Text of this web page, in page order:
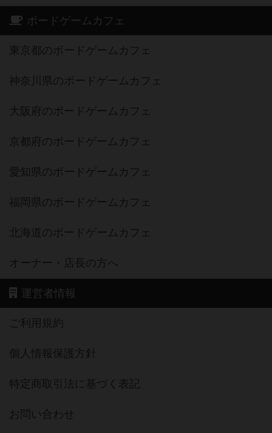
ボードゲームカフェ
東京都のボードゲームカフェ
神奈川県のボードゲームカフェ
大阪府のボードゲームカフェ
京都府のボードゲームカフェ
愛知県のボードゲームカフェ
福岡県のボードゲームカフェ
北海道のボードゲームカフェ
オーナー・店長の方へ
運営者情報
ご利用規約
個人情報保護方針
特定商取引法に基づく表記
お問い合わせ